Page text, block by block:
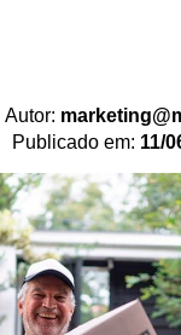
Autor:
Publicado em: 11/